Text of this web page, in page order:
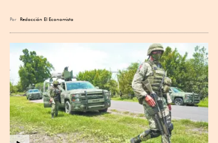
Por Redacción El Economista